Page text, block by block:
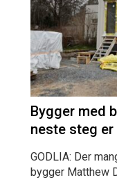
Bygger med
neste steg
GODLIA: Der
bygger Matthew